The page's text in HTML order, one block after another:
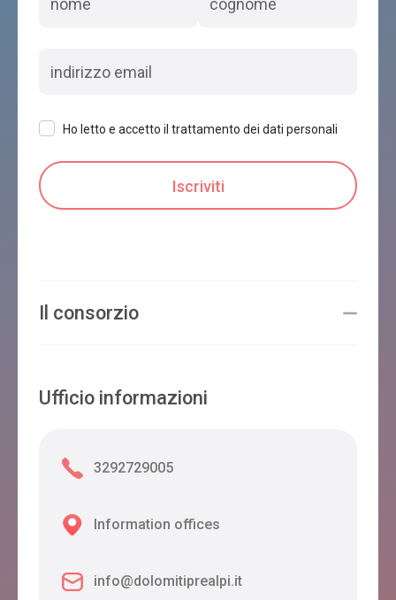
Ho letto e accetto il trattamento dei dati personali
Il consorzio
Ufficio informazioni
3292729005
Information offices
info@dolomitiprealpi.it